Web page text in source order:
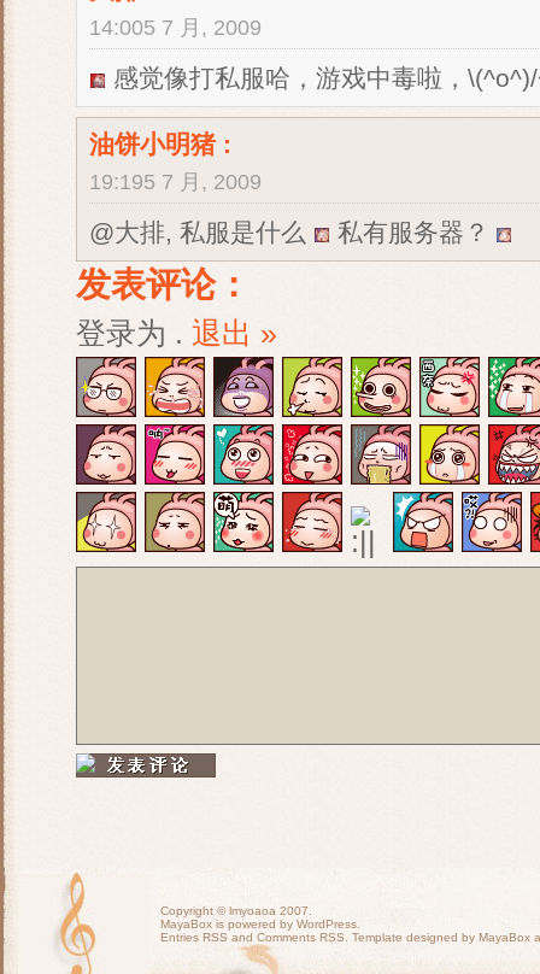
14:005 7 月, 2009
感觉像打私服哈，游戏中毒啦，
油饼小明猪:
19:195 7 月, 2009
@大排, 私服是什么 私有服务器？
发表评论：
登录为 . 退出 »
Copyright ©lmyoaoa 2007.
MayaBox is powered by WordPress.
Entries RSS and Comments RSS . Template designed by MayaBox